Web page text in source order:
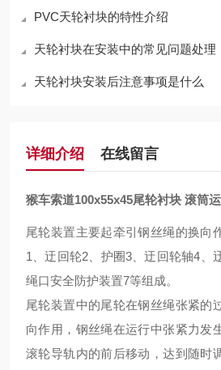
PVC天轮衬块的特性介绍
天轮衬块在安装中的常见问题处理
天轮衬块安装后注意事项是什么
详细介绍 在线留言
猴车索道100x55x45尾轮衬块 滚筒
尾轮装置主要起牵引钢丝绳的换向
1、迂回轮2、护圈3、迂回轮轴4、
绳口安全防护装置7等组成。
尾轮装置中的尾轮在钢丝绳张紧的
向作用，钢丝绳在运行中张紧力发
滚轮导轨内的前后移动，达到随时